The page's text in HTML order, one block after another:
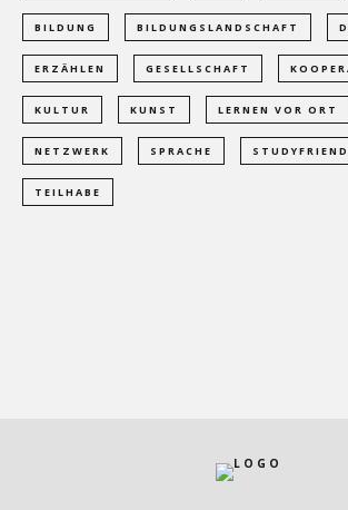
BILDUNG BILDUNGSLANDSCHAFT
ERZÄHLEN GESELLSCHAFT
KULTUR KUNST LERNEN VOR ORT
NETZWERK SPRACHE
TEILHABE